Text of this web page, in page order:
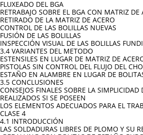
FLUXEADO DEL BGA
RETRABAJO SOBRE EL BGA CON MATRIZ
RETIRADO DE LA MATRIZ DE ACERO
CONTROL DE LAS BOLILLAS NUEVAS
FUSIÓN DE LAS BOLILLAS
INSPECCIÓN VISUAL DE LAS BOLILLAS
3.4 VARIANTES DEL METODO
ESTENSILES EN LUGAR DE MATRIZ DE
PISTOLAS SIN CONTROL DEL FLUJO DEL
ESTAÑO EN ALAMBRE EN LUGAR DE
3.5 CONCLUSIONES
CONSEJOS FINALES SOBRE LA SIMPLICIDAD
REALIZADOS SI SE POSEEN
LOS ELEMENTOS ADECUADOS PARA EL
CLASE 4
4.1 INTRODUCCIÓN
LAS SOLDADURAS LIBRES DE PLOMO Y SU